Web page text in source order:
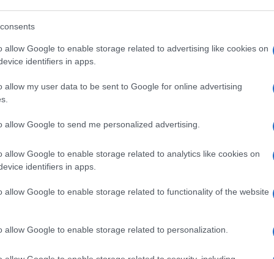
allow Google to enable storage related to advertising like cookies on
identifiers in apps.
allow my user data to be sent to Google for online advertising
allow Google to send me personalized advertising.
allow Google to enable storage related to analytics like cookies on
identifiers in apps.
allow Google to enable storage related to functionality of the website
allow Google to enable storage related to personalization.
puntos IHG
en una amplia variedad de hoteles
cuándo y cómo hacerlo. Desde 2020,
dinámicos para las noches de
en puntos puede variar según factores
¿Sabías que este sistema puede
navegas correctamente?
al máximo.
Podrías redimir 87,000 puntos por una
Athenaeum, que, de pagarse en